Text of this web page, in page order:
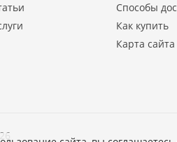
Способы
Как купить
Карта сайта